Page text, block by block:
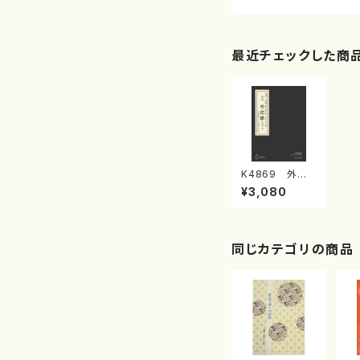
最近チェックした商
K4869 外記
猿（上調子付）カ
ラー楽譜 (長唄
楽譜）
¥3,080
同じカテゴリの商品